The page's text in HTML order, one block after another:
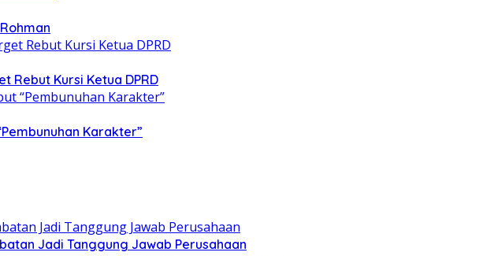
Rebut Kursi Ketua DPRD
Karakter”
Jadi Tanggung Jawab Perusahaan